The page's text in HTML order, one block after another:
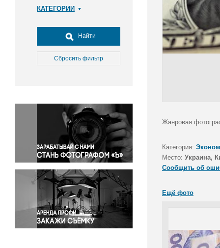
КАТЕГОРИИ
Досуг, туризм и отдых
Культура
Медицина
Окружающая среда
Политика
Правосудие
Происшествия и конфликты
Религия
Светская жизнь
Спорт
Экология
Экономика и бизнес
Найти
Сбросить фильтр
Жанровая
Категория:
Место: Украина,
Сообщить об
Ещё фото